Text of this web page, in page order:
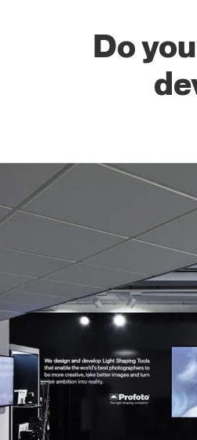
Do